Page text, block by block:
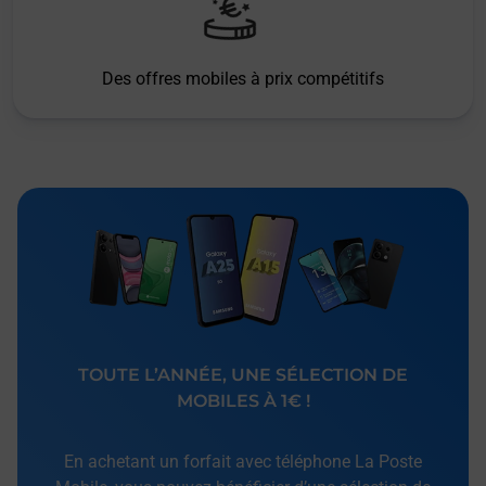
Des offres mobiles à prix compétitifs
TOUTE L’ANNÉE, UNE SÉLECTION DE
MOBILES À 1€ !
En achetant un forfait avec téléphone La Poste